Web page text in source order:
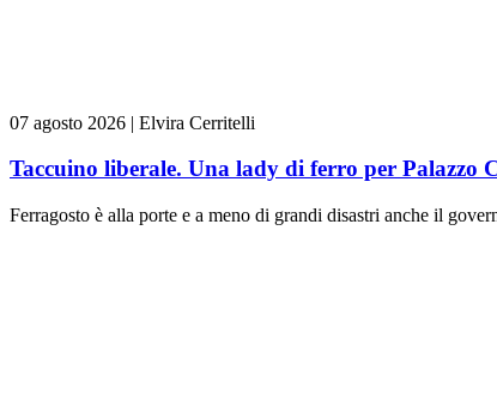
07 agosto 2026 | Elvira Cerritelli
Taccuino liberale. Una lady di ferro per Palazzo
Ferragosto è alla porte e a meno di grandi disastri anche il